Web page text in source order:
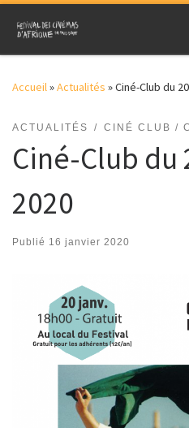
Skip to content
Accueil»Actualités »Ciné-Club du
ACTUALITÉS CINÉ CLUB /
Ciné-Club du
2020
Publié 16 janvier 2020